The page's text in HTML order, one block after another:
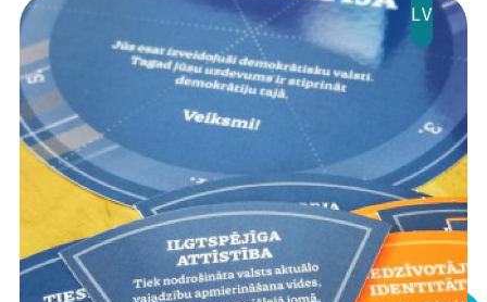
Mana programma
Festivāls
Programma
Arhīvs
Viņi bija LAMPĀ 2026
LV